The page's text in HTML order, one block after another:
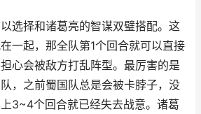
选择和诸葛亮的智谋双璧搭配。这
一起，那全队第1个回合就可以直接
心会被敌方打乱阵型。最厉害的是
，之前蜀国队总是会被卡脖子，没
3~4个回合就已经失去战意。诸葛